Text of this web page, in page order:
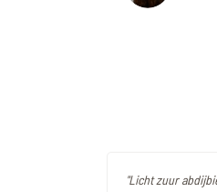
"Licht zuur